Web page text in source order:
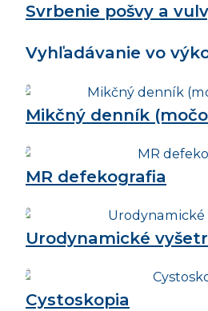
Svrbenie pošvy a
Vyhľadávanie vo
Mikčný denník
MR defekografia
Urodynamické
Cystoskopia